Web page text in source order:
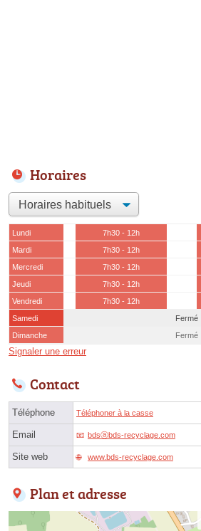
Horaires
Lundi 7h30 - 12h
Mardi
7h30 - 12h
Mercredi
7h30 - 12h
Jeudi
7h30 - 12h
Vendredi
7h30 - 12h
Samedi
Fermé
Dimanche
Fermé
Signaler une erreur
Contact
Téléphone Téléphoner à la casse
Email bdsⓐbds-recyclage.com
Site web www.bds-recyclage.com
Plan et adresse